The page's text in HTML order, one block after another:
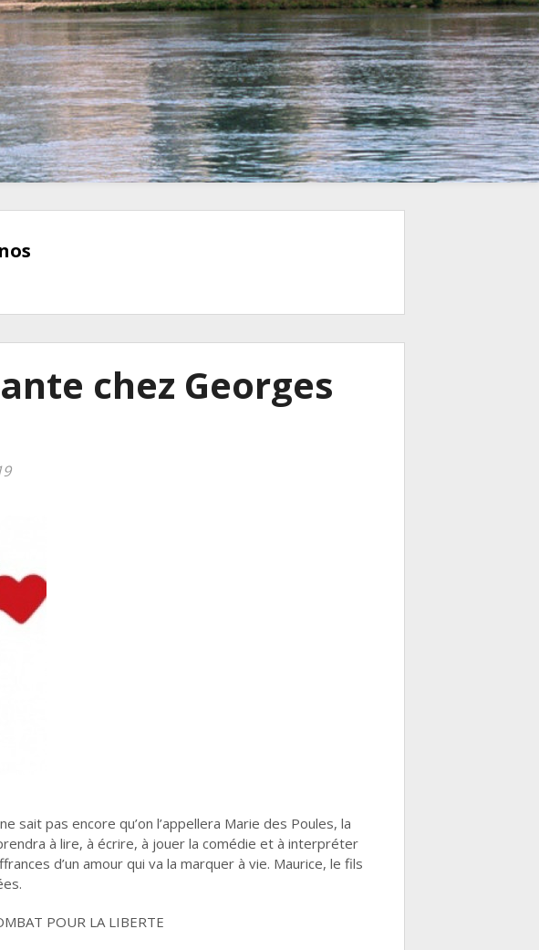
chez Georges
sait pas encore qu’on l’appellera Marie des Poules, la
à lire, à écrire, à jouer la comédie et à interpréter
d’un amour qui va la marquer à vie. Maurice, le fils
POUR LA LIBERTE